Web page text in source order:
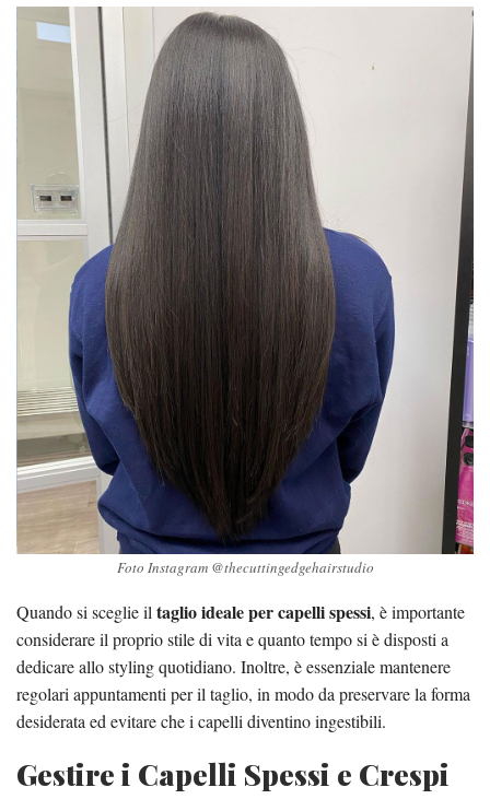
Foto Instagram @thecuttingedgehairstudio
Quando si sceglie il taglio ideale per capelli spessi, è importante
considerare il proprio stile di vita e quanto tempo si è disposti a
dedicare allo styling quotidiano. Inoltre, è essenziale mantenere
regolari appuntamenti per il taglio, in modo da preservare la forma
desiderata ed evitare che i capelli diventino ingestibili.
Gestire i Capelli Spessi e Crespi